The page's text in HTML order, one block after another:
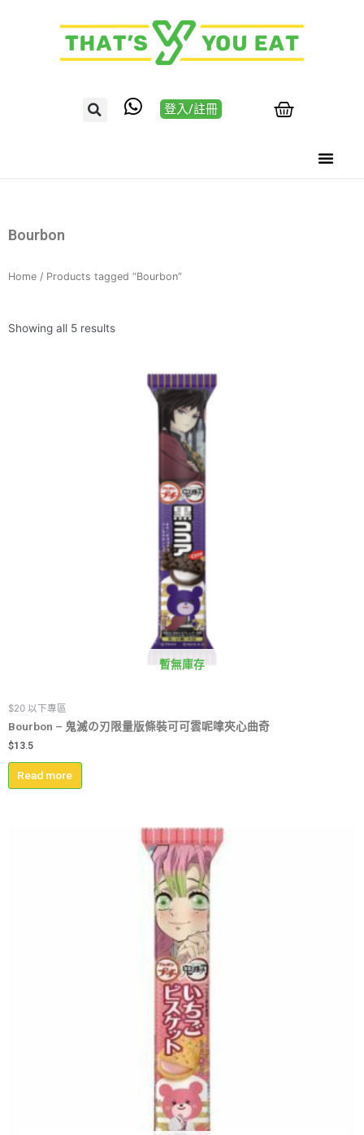
登入/註冊
Bourbon
Home / Products tagged “Bourbon”
Showing all 5 results
暫無庫存
$20 以下專區
Bourbon – 鬼滅の刃限量版條裝可可雲呢嗱夾心曲奇
$13.5
Read more